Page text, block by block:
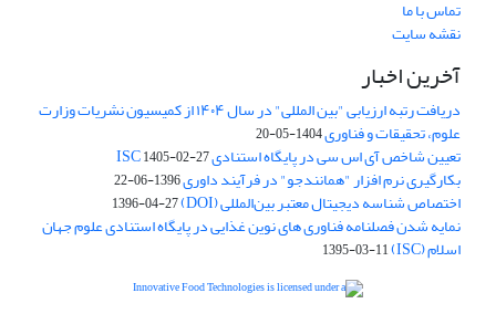
تماس با ما
نقشه سایت
آخرین اخبار
دریافت رتبه ارزیابی "بین المللی" در سال ۱۴۰۴ از کمیسیون نشریات وزارت
علوم، تحقیقات و فناوری1404-05-20
تعیین شاخص آی اس سی در پایگاه استنادی ISC1405-02-27
بکارگیری نرم افزار "همانندجو" در فرآیند داوری1396-06-22
اختصاص شناسه دیجیتال معتبر بین‌المللی (DOI) 1396-04-27
نمایه شدن فصلنامه فناوری های نوین غذایی در پایگاه استنادی علوم جهان
اسلام (ISC) 1395-03-11